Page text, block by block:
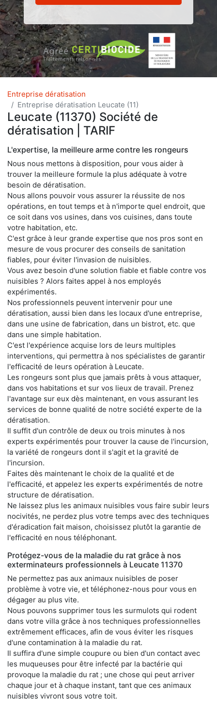
Entreprise dératisation
Entreprise dératisation Leucate (11)
Leucate (11370) Société de
dératisation | TARIF
L'expertise, la meilleure arme contre les rongeurs
Nous nous mettons à disposition, pour vous aider à
trouver la meilleure formule la plus adéquate à votre
besoin de dératisation.
Nous allons pouvoir vous assurer la réussite de nos
opérations, en tout temps et à n'importe quel endroit, que
ce soit dans vos usines, dans vos cuisines, dans toute
votre habitation, etc.
C'est grâce à leur grande expertise que nos pros sont en
mesure de vous procurer des conseils de sanitation
fiables, pour éviter l'invasion de nuisibles.
Vous avez besoin d'une solution fiable et fiable contre vos
nuisibles ? Alors faites appel à nos employés
expérimentés.
Nos professionnels peuvent intervenir pour une
dératisation, aussi bien dans les locaux d'une entreprise,
dans une usine de fabrication, dans un bistrot, etc. que
dans une simple habitation.
C'est l'expérience acquise lors de leurs multiples
interventions, qui permettra à nos spécialistes de garantir
l'efficacité de leurs opération à Leucate.
Les rongeurs sont plus que jamais prêts à vous attaquer,
dans vos habitations et sur vos lieux de travail. Prenez
l'avantage sur eux dès maintenant, en vous assurant les
services de bonne qualité de notre société experte de la
dératisation.
Il suffit d'un contrôle de deux ou trois minutes à nos
experts expérimentés pour trouver la cause de l'incursion,
la variété de rongeurs dont il s'agit et la gravité de
l'incursion.
Faites dès maintenant le choix de la qualité et de
l'efficacité, et appelez les experts expérimentés de notre
structure de dératisation.
Ne laissez plus les animaux nuisibles vous faire subir leurs
nocivités, ne perdez plus votre temps avec des techniques
d'éradication fait maison, choisissez plutôt la garantie de
l'efficacité en nous téléphonant.
Protégez-vous de la maladie du rat grâce à nos
exterminateurs professionnels à Leucate 11370
Ne permettez pas aux animaux nuisibles de poser
problème à votre vie, et téléphonez-nous pour vous en
dégager au plus vite.
Nous pouvons supprimer tous les surmulots qui rodent
dans votre villa grâce à nos techniques professionnelles
extrêmement efficaces, afin de vous éviter les risques
d'une contamination à la maladie du rat.
Il suffira d'une simple coupure ou bien d'un contact avec
les muqueuses pour être infecté par la bactérie qui
provoque la maladie du rat ; une chose qui peut arriver
chaque jour et à chaque instant, tant que ces animaux
nuisibles vivront sous votre toit.